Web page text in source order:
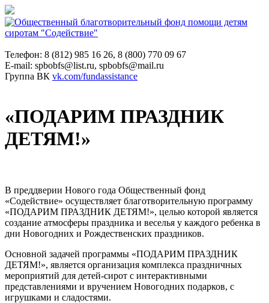
Телефон: 8 (812) 985 16 26, 8 (800) 770 09 67
E-mail: spbobfs@list.ru, spbobfs@mail.ru
Группа ВК vk.com/fundassistance
«ПОДАРИМ ПРАЗДНИК
ДЕТЯМ!»
В преддверии Нового года Общественный фонд
«Содействие» осуществляет благотворительную программу
«ПОДАРИМ ПРАЗДНИК ДЕТЯМ!», целью которой является
создание атмосферы праздника и веселья у каждого ребенка в
дни Новогодних и Рождественских праздников.
Основной задачей программы «ПОДАРИМ ПРАЗДНИК
ДЕТЯМ!», является организация комплекса праздничных
мероприятий для детей-сирот с интерактивными
представлениями и вручением Новогодних подарков, с
игрушками и сладостями.